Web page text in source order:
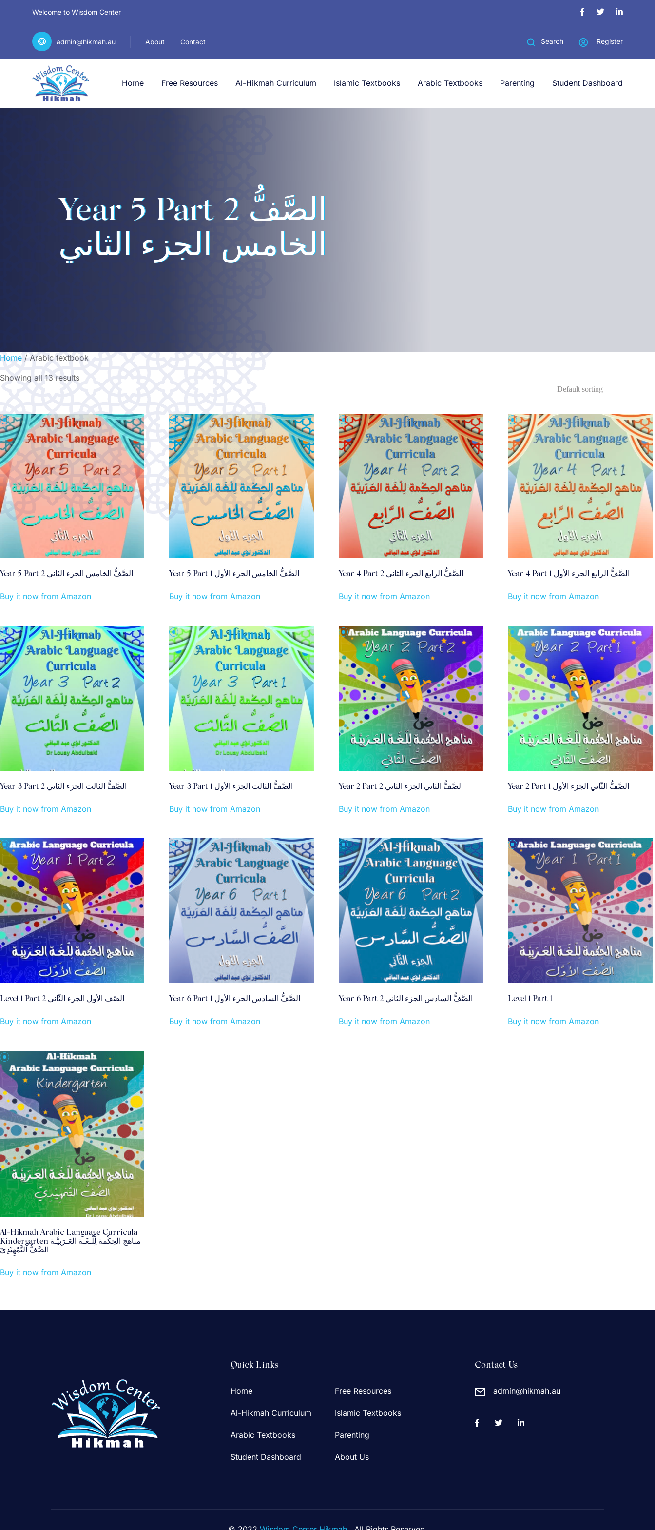
Welcome to Wisdom Center
admin@hikmah.au About Contact Search Register
Home Free Resources Al-Hikmah Curriculum Islamic Textbooks Arabic Textbooks Parenting Student Dashboard
Year 5 Part 2 الصَّفُّ
الخامس الجزء الثاني
Home / Arabic textbook
Showing all 13 results
Year 5 Part 2 الصَّفُّ الخامس الجزء الثاني
Buy it now from Amazon
Year 5 Part 1 الصَّفُّ الخامس الجزء الأول
Buy it now from Amazon
Year 4 Part 2 الصَّفُّ الرابع الجزء الثاني
Buy it now from Amazon
Year 4 Part 1 الصَّفُّ الرابع الجزء الأول
Buy it now from Amazon
Year 3 Part 2 الصَّفُّ الثالث الجزء الثاني
Buy it now from Amazon
Year 3 Part 1 الصَّفُّ الثالث الجزء الأول
Buy it now from Amazon
Year 2 Part 2 الصَّفُّ الثاني الجزء الثاني
Buy it now from Amazon
Year 2 Part 1 الصَّفُّ الثّاني الجزء الأول
Buy it now from Amazon
Level 1 Part 2 الصّف الأول الجزء الثّاني
Buy it now from Amazon
Year 6 Part 1 الصَّفُّ السادس الجزء الأول
Buy it now from Amazon
Year 6 Part 2 الصَّفُّ السادس الجزء الثاني
Buy it now from Amazon
Level 1 Part 1
Buy it now from Amazon
Al-Hikmah Arabic Language Curricula
Kindergarten مناهج الحِكْمة لِلّـغَـة العَـرَبيَّـة
الصَّفُّ التَّمْهِيْدِيّ
Buy it now from Amazon
Quick Links
Home Free Resources
Al-Hikmah Curriculum Islamic Textbooks
Arabic Textbooks Parenting
Student Dashboard About Us
Contact Us
admin@hikmah.au